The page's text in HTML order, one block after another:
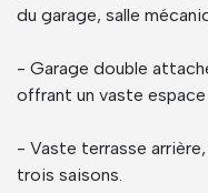
du garage, salle
- Garage double
offrant un vaste
- Vaste terrasse
trois saisons.